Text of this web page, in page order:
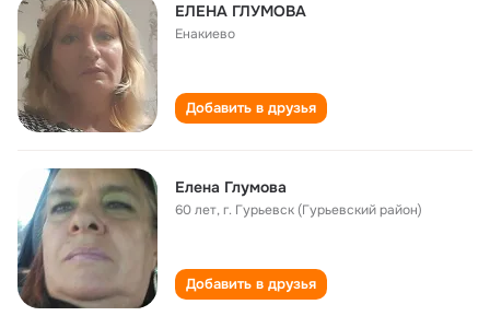
ЕЛЕНА ГЛУМОВА
Енакиево
Добавить в друзья
Елена Глумова
60 лет,г. Гурьевск (Гурьевский район)
Добавить в друзья